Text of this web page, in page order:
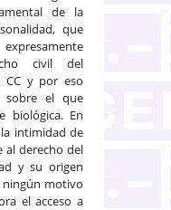
de la
que
civil del
CC y por eso
sobre el que
biológica. En
intimidad de
al derecho del
y su origen
motivo
el acceso a